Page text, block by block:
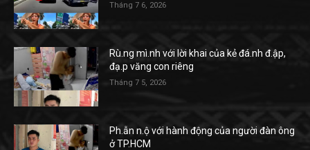
Tháng 7 6, 2026
Rù.ng mì.nh với lời khai của kẻ đá.nh đ.ập,
đạ.p văng con riêng
Tháng 7 5, 2026
Ph.ẫn n.ộ với hành động của người đàn ông
ở TP.HCM